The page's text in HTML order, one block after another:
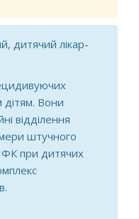
дитячий лікар-
дітям. Вони
відділення
штучного
при дитячих
після бронхіту